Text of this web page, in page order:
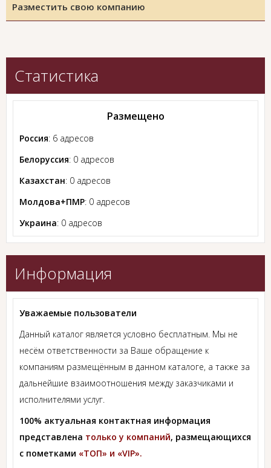
Разместить свою компанию
Статистика
Размещено
Россия: 6 адресов
Белоруссия: 0 адресов
Казахстан: 0 адресов
Молдова+ПМР: 0 адресов
Украина: 0 адресов
Информация
Уважаемые пользователи
Данный каталог является условно бесплатным. Мы не
несём ответственности за Ваше обращение к
компаниям размещённым в данном каталоге, а также за
дальнейшие взаимоотношения между заказчиками и
исполнителями услуг.
100% актуальная контактная информация
представлена только у компаний, размещающихся
с пометками «ТОП» и «VIP».